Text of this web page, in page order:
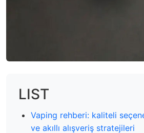
LIST
Vaping rehberi: kaliteli
ve akıllı alışveriş stratejileri